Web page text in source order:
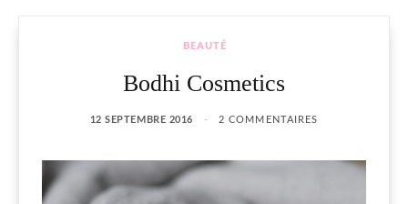
BEAUTÉ
Bodhi Cosmetics
12 SEPTEMBRE 2016 2 COMMENTAIRES